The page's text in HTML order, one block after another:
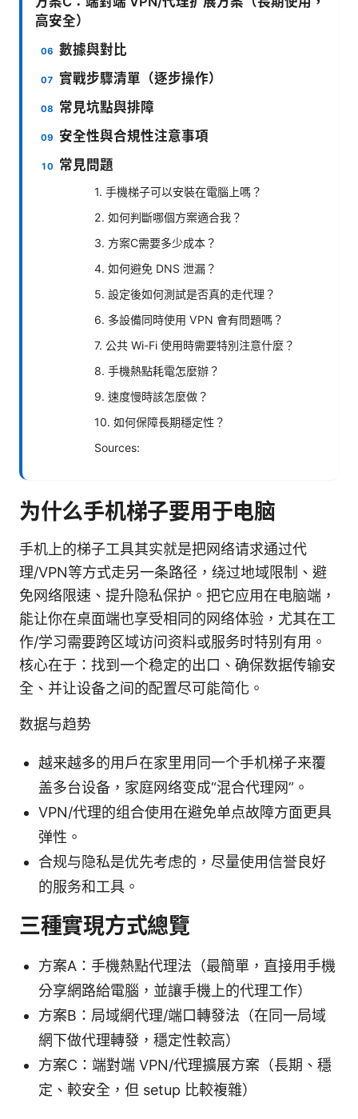
高安全）
數據與對比
實戰步驟清單（逐步操作）
常見坑點與排障
安全性與合規性注意事項
常見問題
1. 手機梯子可以安裝在電腦上嗎？
2. 如何判斷哪個方案適合我？
3. 方案C需要多少成本？
4. 如何避免 DNS 泄漏？
5. 設定後如何測試是否真的走代理？
6. 多設備同時使用 VPN 會有問題嗎？
7. 公共 Wi-Fi 使用時需要特別注意什麼？
8. 手機熱點耗電怎麼辦？
9. 速度慢時該怎麼做？
10. 如何保障長期穩定性？
Sources:
为什么手机梯子要用于电脑
手机上的梯子工具其实就是把网络请求通过代
理/VPN等方式走另一条路径，绕过地域限制、避
免网络限速、提升隐私保护。把它应用在电脑端，
能让你在桌面端也享受相同的网络体验，尤其在工
作/学习需要跨区域访问资料或服务时特别有用。
核心在于：找到一个稳定的出口、确保数据传输安
全、并让设备之间的配置尽可能简化。
数据与趋势
越来越多的用户在家里用同一个手机梯子来覆
盖多台设备，家庭网络变成“混合代理网”。
VPN/代理的组合使用在避免单点故障方面更具
弹性。
合规与隐私是优先考虑的，尽量使用信誉良好
的服务和工具。
三種實現方式總覽
方案A：手機熱點代理法（最簡單，直接用手機
分享網路給電腦，並讓手機上的代理工作）
方案B：局域網代理/端口轉發法（在同一局域
網下做代理轉發，穩定性較高）
方案C：端對端 VPN/代理擴展方案（長期、穩
定、較安全，但 setup 比較複雜）